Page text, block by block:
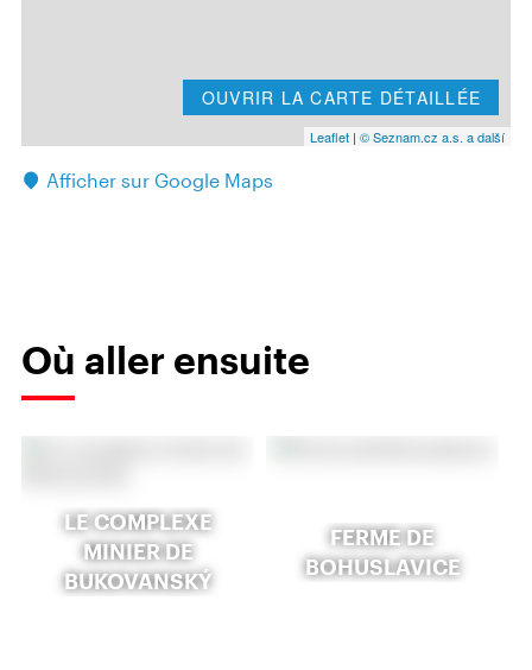
OUVRIR LA CARTE DÉTAILLÉE
Leaflet | © Seznam.cz a.s. a další
Afficher sur Google Maps
Où aller ensuite
LE COMPLEXE
MINIER DE
BUKOVANSKÝ
FERME DE
BOHUSLAVICE